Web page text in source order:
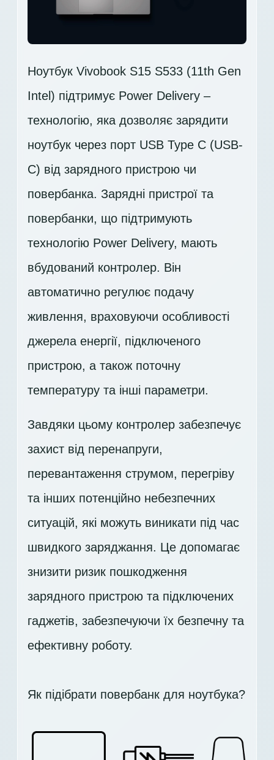
Ноутбук Vivobook S15 S533 (11th Gen
Intel) підтримує Power Delivery –
технологію, яка дозволяє зарядити
ноутбук через порт USB Type C (USB-
C) від зарядного пристрою чи
повербанка. Зарядні пристрої та
повербанки, що підтримують
технологію Power Delivery, мають
вбудований контролер. Він
автоматично регулює подачу
живлення, враховуючи особливості
джерела енергії, підключеного
пристрою, а також поточну
температуру та інші параметри.
Завдяки цьому контролер забезпечує
захист від перенапруги,
перевантаження струмом, перегріву
та інших потенційно небезпечних
ситуацій, які можуть виникати під час
швидкого заряджання. Це допомагає
знизити ризик пошкодження
зарядного пристрою та підключених
гаджетів, забезпечуючи їх безпечну та
ефективну роботу.
Як підібрати повербанк для ноутбука?